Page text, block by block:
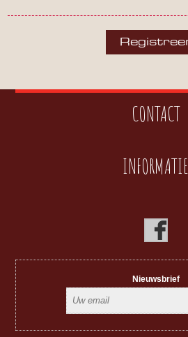
CONTACT
INFORMATIE
Nieuwsbrief